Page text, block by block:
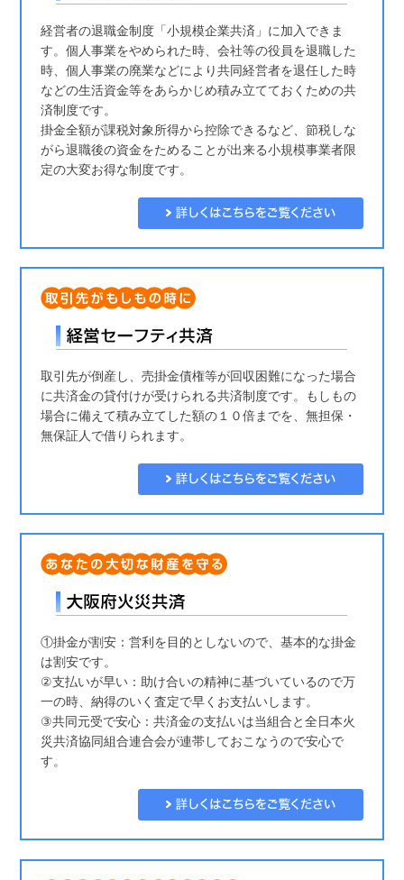
経営者の退職金制度「小規模企業共済」に加入できま
す。個人事業をやめられた時、会社等の役員を退職した
時、個人事業の廃業などにより共同経営者を退任した時
などの生活資金等をあらかじめ積み立てておくための共
済制度です。
掛金全額が課税対象所得から控除できるなど、節税しな
がら退職後の資金をためることが出来る小規模事業者限
定の大変お得な制度です。
取引先が倒産し、売掛金債権等が回収困難になった場合
に共済金の貸付けが受けられる共済制度です。もしもの
場合に備えて積み立てした額の１０倍までを、無担保・
無保証人で借りられます。
①掛金が割安：営利を目的としないので、基本的な掛金
は割安です。
②支払いが早い：助け合いの精神に基づいているので万
一の時、納得のいく査定で早くお支払いします。
③共同元受で安心：共済金の支払いは当組合と全日本火
災共済協同組合連合会が連帯しておこなうので安心で
す。